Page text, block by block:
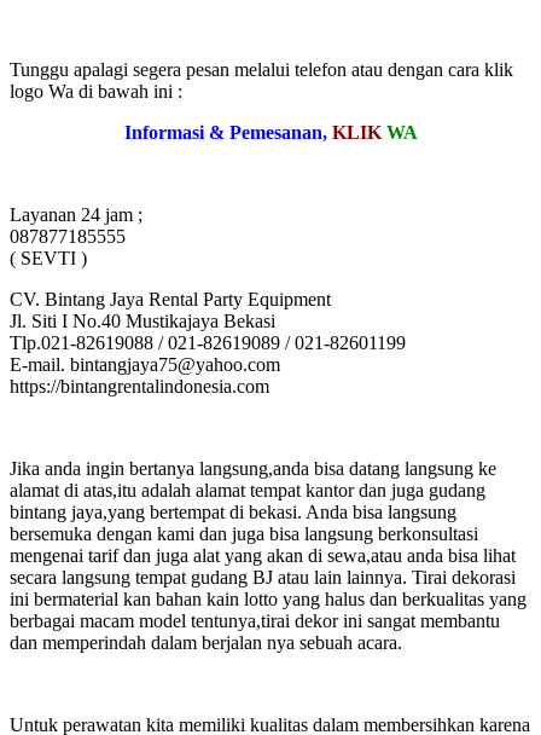
Tunggu apalagi segera pesan melalui telefon atau dengan cara klik
logo Wa di bawah ini :
Informasi & Pemesanan, KLIK WA
Layanan 24 jam ;
087877185555
( SEVTI )
CV. Bintang Jaya Rental Party Equipment
Jl. Siti I No.40 Mustikajaya Bekasi
Tlp.021-82619088 / 021-82619089 / 021-82601199
E-mail. bintangjaya75@yahoo.com
https://bintangrentalindonesia.com
Jika anda ingin bertanya langsung,anda bisa datang langsung ke
alamat di atas,itu adalah alamat tempat kantor dan juga gudang
bintang jaya,yang bertempat di bekasi. Anda bisa langsung
bersemuka dengan kami dan juga bisa langsung berkonsultasi
mengenai tarif dan juga alat yang akan di sewa,atau anda bisa lihat
secara langsung tempat gudang BJ atau lain lainnya. Tirai dekorasi
ini bermaterial kan bahan kain lotto yang halus dan berkualitas yang
berbagai macam model tentunya,tirai dekor ini sangat membantu
dan memperindah dalam berjalan nya sebuah acara.
Untuk perawatan kita memiliki kualitas dalam membersihkan karena